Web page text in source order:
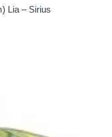
Lia – Sirius